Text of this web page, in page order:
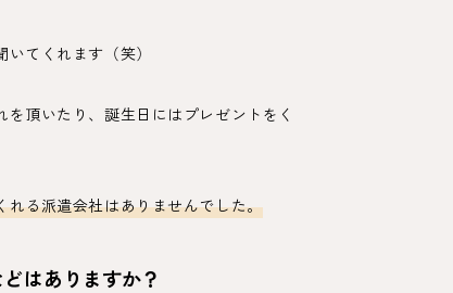
てくれます（笑）
頂いたり、誕生日にはプレゼントをく
れる派遣会社はありませんでした。
はありますか？